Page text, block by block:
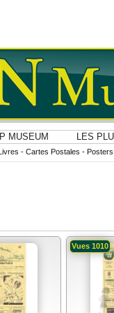
MUSEUM LES
- Cartes Postales -
Vues 1010